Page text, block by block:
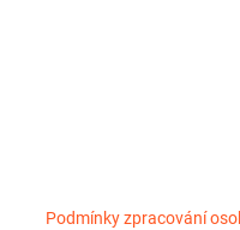
Podmínky zpracování